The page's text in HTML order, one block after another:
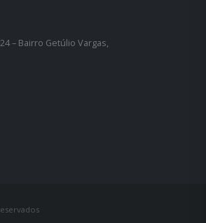
– Bairro Getúlio Vargas,